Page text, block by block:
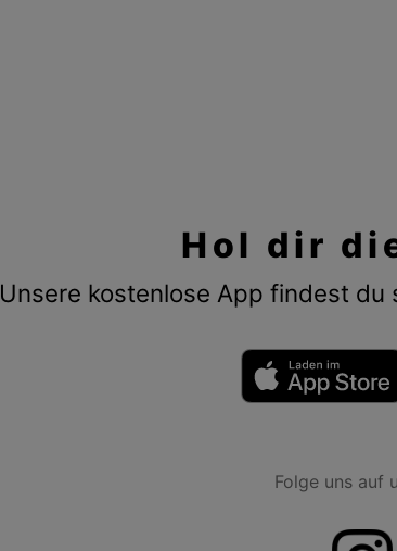
Hol dir
Unsere kostenlose App findest du
Folge uns auf